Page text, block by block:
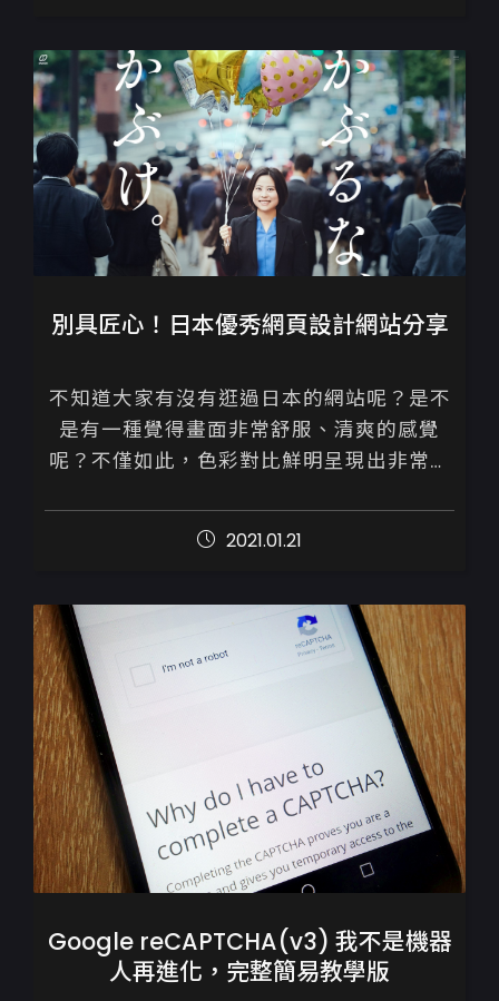
一、先將檔案上傳到google硬碟，設定
google檔案瀏覽權...
別具匠心！日本優秀網頁設計網站分享
不知道大家有沒有逛過日本的網站呢？是不
是有一種覺得畫面非常舒服、清爽的感覺
呢？不僅如此，色彩對比鮮明呈現出非常活
到好處，沒有過多的點綴，沒有複雜介面，
完全就...
2021.01.21
Google reCAPTCHA(v3) 我不是機器
人再進化，完整簡易教學版